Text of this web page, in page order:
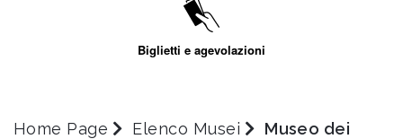
Biglietti e agevolazioni
Home Page Elenco Musei
Museo dei